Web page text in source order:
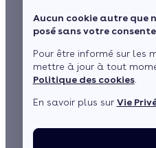
Aucun cookie autre que
posé sans votre
Pour être informé sur les
mettre à jour à tout
Politique des cookies.
En savoir plus sur Vie
parL’équipe de
1 minute de lecture
d'énergie